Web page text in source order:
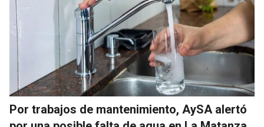
Por trabajos de mantenimiento, AySA alertó